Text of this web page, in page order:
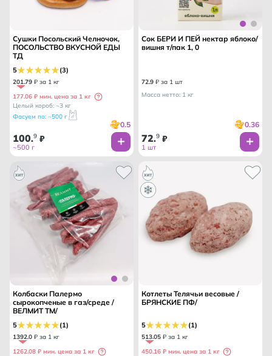
Сушки Посольский Челночок,
ПОСОЛЬСТВО ВКУСНОЙ ЕДЫ
ТД
5 (3)
201.79 ₽ за 1 кг
177.06 ₽ мин. цена за 1 кг
Целый короб: ~3 кг
Фасуем по: ~500 г
0.5
100.9 ₽
~500 г
Сок БЕРИ И ПЕЙ нектар яблоко/
вишня т/пак 1, 0
72.9 ₽ за 1 шт
Масса нетто: 1 кг
0.36
72.9 ₽
1 шт
Колбаски Палермо
сырокопченые в газ/среде /
ВЕЛМИТ ТМ/
5 (1)
1392.0 ₽ за 1 кг
1262.08 ₽ мин. цена за 1 кг
Котлеты Телячьи весовые /
БРЯНСКИЕ ПФ/
5 (1)
513.05 ₽ за 1 кг
450.16 ₽ мин. цена за 1 кг